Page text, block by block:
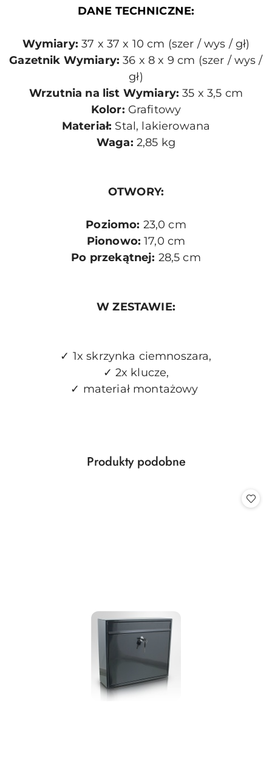
DANE TECHNICZNE:
Wymiary: 37 x 37 x 10 cm (szer / wys / gł)
Gazetnik Wymiary: 36 x 8 x 9 cm (szer / wys /
gł)
Wrzutnia na list Wymiary: 35 x 3,5 cm
Kolor: Grafitowy
Materiał: Stal, lakierowana
Waga: 2,85 kg
OTWORY:
Poziomo: 23,0 cm
Pionowo: 17,0 cm
Po przekątnej: 28,5 cm
W ZESTAWIE:
✓ 1x skrzynka ciemnoszara,
✓ 2x klucze,
✓ materiał montażowy
Pomiń karuzelę produktów
Produkty
Produkty podobne